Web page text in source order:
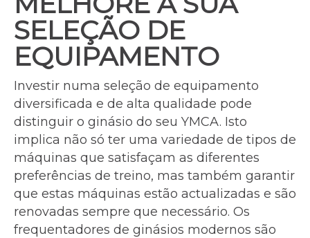
SELEÇÃO DE
EQUIPAMENTO
Investir numa seleção de equipamento
diversificada e de alta qualidade pode
distinguir o ginásio do seu YMCA. Isto
implica não só ter uma variedade de tipos de
máquinas que satisfaçam as diferentes
preferências de treino, mas também garantir
que estas máquinas estão actualizadas e são
renovadas sempre que necessário. Os
frequentadores de ginásios modernos são